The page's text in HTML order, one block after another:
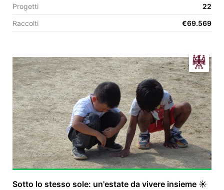
IT
FR
ES
22
Progetti
€69.569
Raccolti
Sotto lo stesso sole: un'estate da vivere insieme ☀️